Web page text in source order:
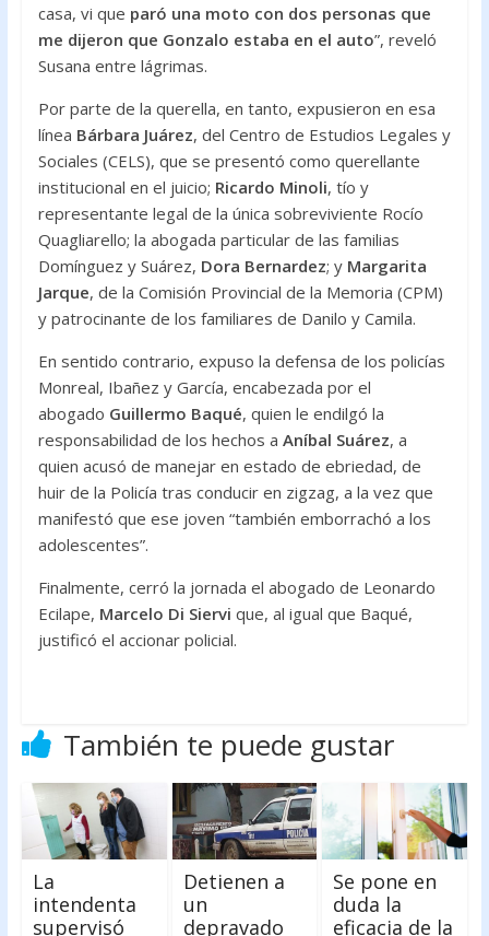
casa, vi que paró una moto con dos personas que
me dijeron que Gonzalo estaba en el auto”, reveló
Susana entre lágrimas.
Por parte de la querella, en tanto, expusieron en esa
línea Bárbara Juárez, del Centro de Estudios Legales y
Sociales (CELS), que se presentó como querellante
institucional en el juicio; Ricardo Minoli, tío y
representante legal de la única sobreviviente Rocío
Quagliarello; la abogada particular de las familias
Domínguez y Suárez, Dora Bernardez; y Margarita
Jarque, de la Comisión Provincial de la Memoria (CPM)
y patrocinante de los familiares de Danilo y Camila.
En sentido contrario, expuso la defensa de los policías
Monreal, Ibañez y García, encabezada por el
abogado Guillermo Baqué, quien le endilgó la
responsabilidad de los hechos a Aníbal Suárez, a
quien acusó de manejar en estado de ebriedad, de
huir de la Policía tras conducir en zigzag, a la vez que
manifestó que ese joven “también emborrachó a los
adolescentes”.
Finalmente, cerró la jornada el abogado de Leonardo
Ecilape, Marcelo Di Siervi que, al igual que Baqué,
justificó el accionar policial.
También te puede gustar
La
intendenta
supervisó
Detienen a
un
depravado
Se pone en
duda la
eficacia de la